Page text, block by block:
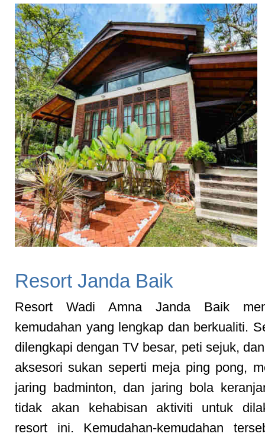
Resort Janda Baik
Resort Wadi Amna Janda Baik
kemudahan yang lengkap dan berkualiti.
dilengkapi dengan TV besar, peti sejuk,
aksesori sukan seperti meja ping pong,
jaring badminton, dan jaring bola
tidak akan kehabisan aktiviti untuk
resort ini. Kemudahan-kemudahan